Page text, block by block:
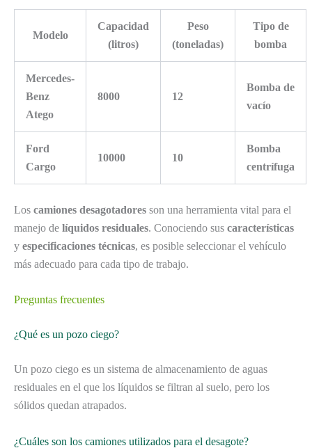
Modelo
Capacidad
(litros)
Peso
(toneladas)
Tipo de
bomba
Mercedes-
Benz
Atego
8000 12
Bomba de
vacío
Ford
Cargo
10000 10
Bomba
centrífuga
Los camiones desagotadores son una herramienta vital para el
manejo de líquidos residuales. Conociendo sus características
y especificaciones técnicas, es posible seleccionar el vehículo
más adecuado para cada tipo de trabajo.
Preguntas frecuentes
¿Qué es un pozo ciego?
Un pozo ciego es un sistema de almacenamiento de aguas
residuales en el que los líquidos se filtran al suelo, pero los
sólidos quedan atrapados.
¿Cuáles son los camiones utilizados para el desagote?